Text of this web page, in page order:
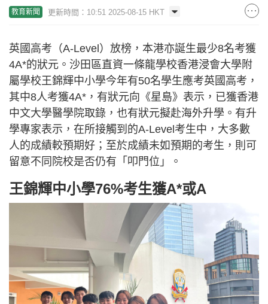
教育新聞 更新時間：10:51 2025-08-15 HKT
英國高考（A-Level）放榜，本港亦誕生最少8名考獲
4A*的狀元。沙田區直資一條龍學校香港浸會大學附
屬學校王錦輝中小學今年有50名學生應考英國高考，
其中8人考獲4A*，有狀元向《星島》表示，已獲香港
中文大學醫學院取錄，也有狀元擬赴海外升學。有升
學專家表示，在所接觸到的A-Level考生中，大多數
人的成績較預期好；至於成績未如預期的考生，則可
留意不同院校是否仍有「叩門位」。
王錦輝中小學76%考生獲A*或A